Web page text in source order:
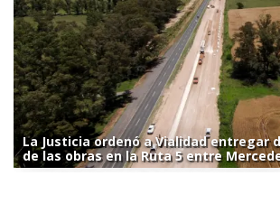
La Justicia ordenó a Vialidad entregar
de las obras en la Ruta 5 entre